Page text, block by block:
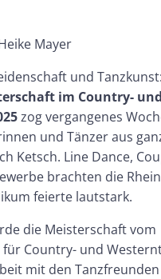
Mayer
und
im Country- und
zog vergangenes
und Tänzer aus
Ketsch. Line Dance,
brachten die
feierte lautstark.
die Meisterschaft vom
Country- und
mit den